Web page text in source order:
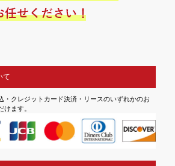
て
・クレジットカード決済・リースのいずれかのお
けます。